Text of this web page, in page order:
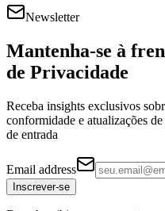
Newsletter
Mantenha-se à
de Privacidade
Receba insights exclusivos
conformidade e atualizações
de entrada
Email address
Inscrever-se